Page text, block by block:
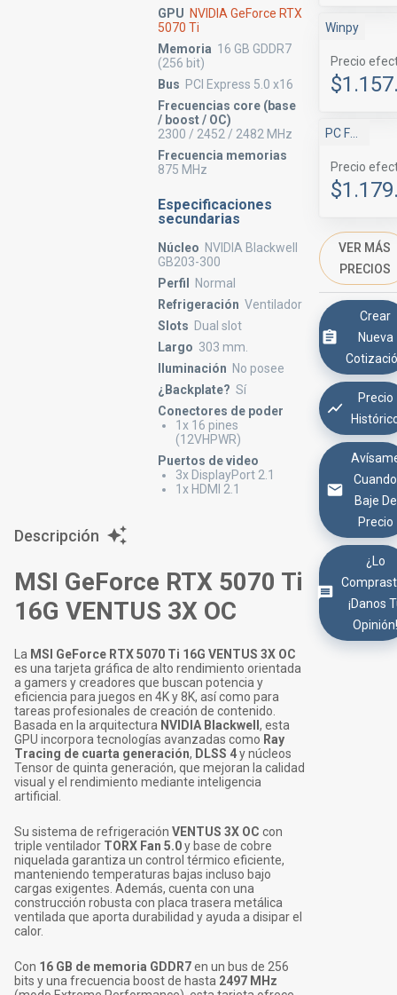
GPU NVIDIA GeForce RTX
5070 Ti
Memoria 16 GB GDDR7
(256 bit)
Bus PCI Express 5.0 x16
Frecuencias core (base
/ boost / OC)
2300 / 2452 / 2482 MHz
Frecuencia memorias
875 MHz
Especificaciones
secundarias
Núcleo NVIDIA Blackwell
GB203-300
Perfil
Normal
Refrigeración Ventilador
Slots Dual slot
Largo 303 mm.
Iluminación No posee
¿Backplate? Sí
Conectores de poder
1x 16 pines
(12VHPWR)
Puertos de video
3x DisplayPort 2.1
1x HDMI 2.1
Winpy
Precio
Precio
VER MÁS
PRECIOS
Crear
Nueva
Precio
Cuando
Baje De
Precio
¿Lo
¡Danos
Descripción
MSI GeForce RTX 5070 Ti
16G VENTUS 3X OC
La MSI GeForce RTX 5070 Ti 16G VENTUS 3X OC
es una tarjeta gráfica de alto rendimiento orientada
a gamers y creadores que buscan potencia y
eficiencia para juegos en 4K y 8K, así como para
tareas profesionales de creación de contenido.
Basada en la arquitectura NVIDIA Blackwell , esta
GPU incorpora tecnologías avanzadas como Ray
Tracing de cuarta generación, DLSS 4y núcleos
Tensor de quinta generación, que mejoran la calidad
visual y el rendimiento mediante inteligencia
artificial.
Su sistema de refrigeración VENTUS 3X OC con
triple ventilador TORX Fan 5.0y base de cobre
niquelada garantiza un control térmico eficiente,
manteniendo temperaturas bajas incluso bajo
cargas exigentes. Además, cuenta con una
construcción robusta con placa trasera metálica
ventilada que aporta durabilidad y ayuda a disipar el
calor.
Con 16 GB de memoria GDDR7en un bus de 256
bits y una frecuencia boost de hasta 2497 MHz